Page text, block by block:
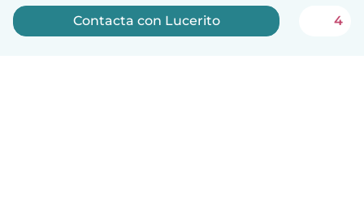
Contacta con Lucerito 4